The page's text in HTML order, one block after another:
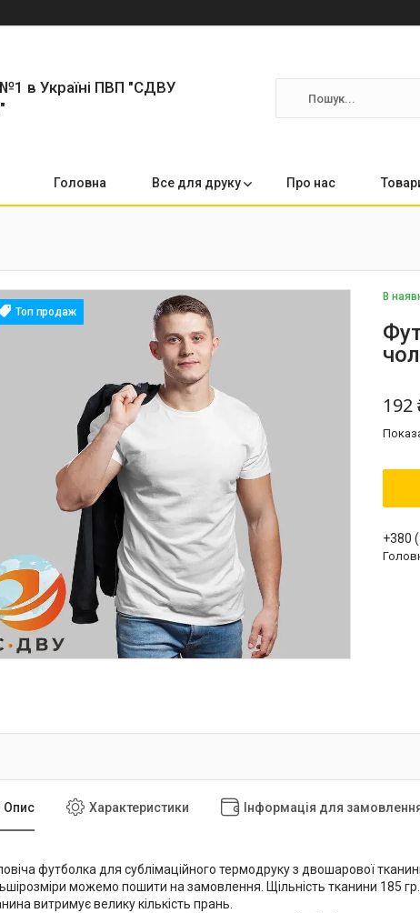
в Україні ПВП "СДВУ
Головна Все для друку Про нас
Топ продаж
В
192
+380
Опис Характеристики Інформація для
футболка для сублімаційного термодруку з двошарової
можемо пошити на замовлення. Щільність тканини 185
витримує велику кількість прань.